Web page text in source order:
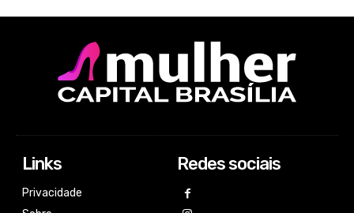
Links
Privacidade
Redes sociais